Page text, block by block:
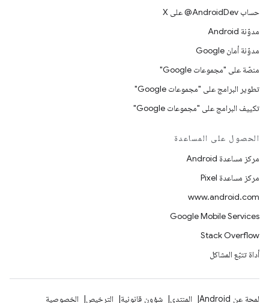
حساب ‎@AndroidDev على X
مدوّنة Android
مدوّنة أمان Google
منصّة على "مجموعات Google"
تطوير البرامج على "مجموعات Google"
تكييف البرامج على "مجموعات Google"
الحصول على المساعدة
مركز مساعدة Android
مركز مساعدة Pixel
www.android.com
Google Mobile Services
Stack Overflow
أداة تتبّع المشاكل
لمحة عن Android المنتدى شؤون قانونية الترخيص الخصوصية